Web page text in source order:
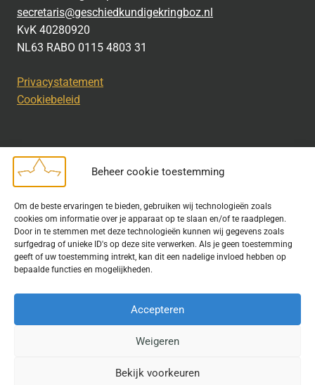
Beheer cookie toestemming
Om de beste ervaringen te bieden, gebruiken wij technologieën zoals
cookies om informatie over je apparaat op te slaan en/of te raadplegen.
Door in te stemmen met deze technologieën kunnen wij gegevens zoals
surfgedrag of unieke ID's op deze site verwerken. Als je geen toestemming
geeft of uw toestemming intrekt, kan dit een nadelige invloed hebben op
bepaalde functies en mogelijkheden.
Accepteren
Weigeren
Bekijk voorkeuren
secretaris@geschiedkundigekringboz.nl
KvK 40280920
NL63 RABO 0115 4803 31
Privacystatement
Cookiebeleid
Bij het uitdragen van de doelstelling van de Geschiedkundige
Kring wordt gebruik gemaakt van rechtenvrije informatie en data
waarvoor toestemming is verleend. Indien u op deze site een
publicatie van tekst of beeld aantreft die hier niet aan voldoet,